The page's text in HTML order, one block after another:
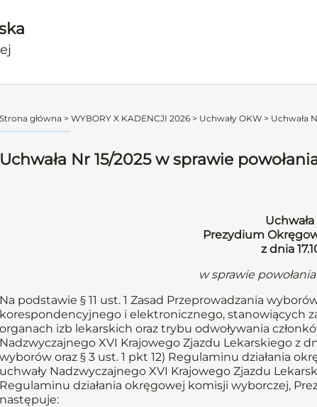
Strona główna > WYBORY X KADENCJI 2026 > Uchwały OKW > Uchwała
Uchwała Nr 15/2025 w sprawie
Prezydium
z dnia
w sprawie
Na podstawie § 11 ust. 1 Zasad Przeprowadzania
korespondencyjnego i elektronicznego, stanowiących
organach izb lekarskich oraz trybu odwoływania
Nadzwyczajnego XVI Krajowego Zjazdu Lekarskiego z
wyborów oraz § 3 ust. 1 pkt 12) Regulaminu działania
uchwały Nadzwyczajnego XVI Krajowego Zjazdu
Regulaminu działania okręgowej komisji wyborczej,
następuje: